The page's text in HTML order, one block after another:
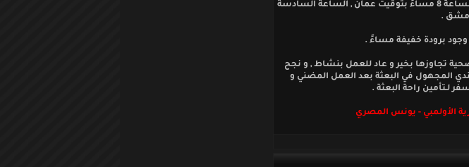
ستقام مباراة منتخبنا مع الإمارات مساء السبت الساعة 8 مساءً بتوقيت عمان , الساعة السادسة
.
برودة خفيفة مساءً .
تجاوزها بخير و عاد للعمل بنشاط , و نجح
المجهول في البعثة بعد العمل المضني و
لـتأمين راحة البعثة .
الأولمبي - يونس المصري